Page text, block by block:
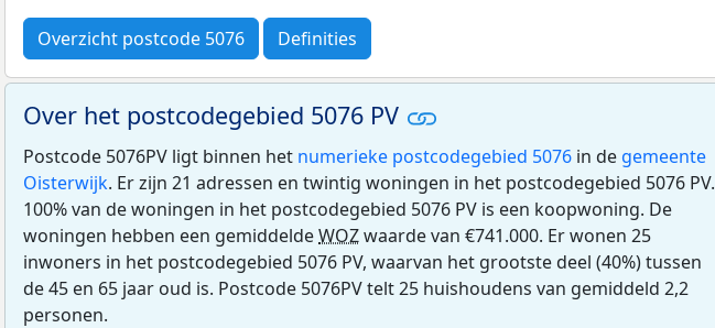
Overzicht postcode 5076 Definities
Over het postcodegebied 5076 PV
Postcode 5076PV ligt binnen het numerieke postcodegebied 5076 in de gemeente
Oisterwijk. Er zijn 21 adressen en twintig woningen in het postcodegebied 5076 PV.
100% van de woningen in het postcodegebied 5076 PV is een koopwoning. De
woningen hebben een gemiddeldeWOZwaarde van €741.000. Er wonen 25
inwoners in het postcodegebied 5076 PV, waarvan het grootste deel (40%) tussen
de 45 en 65 jaar oud is. Postcode 5076PV telt 25 huishoudens van gemiddeld 2,2
personen.